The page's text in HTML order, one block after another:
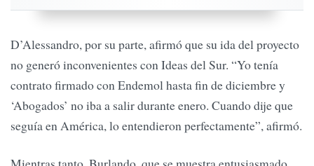
D’Alessandro, por su parte, afirmó que su ida del proyecto
no generó inconvenientes con Ideas del Sur. “Yo tenía
contrato firmado con Endemol hasta fin de diciembre y
‘Abogados’ no iba a salir durante enero. Cuando dije que
seguía en América, lo entendieron perfectamente”, afirmó.